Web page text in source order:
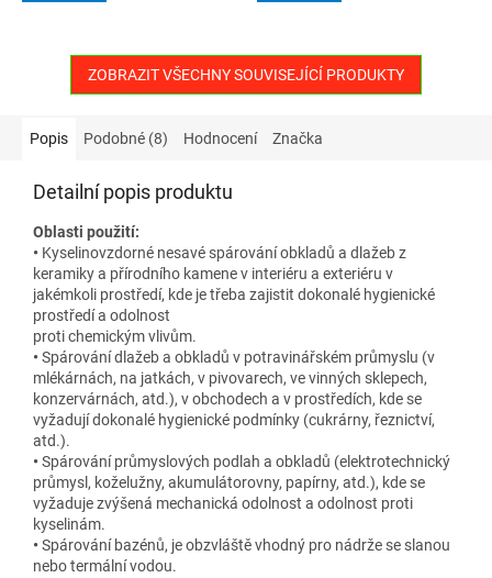
ZOBRAZIT VŠECHNY SOUVISEJÍCÍ PRODUKTY
Popis Podobné (8) Hodnocení Značka
Detailní popis produktu
Oblasti použití:
• Kyselinovzdorné nesavé spárování obkladů a dlažeb z
keramiky a přírodního kamene v interiéru a exteriéru v
jakémkoli prostředí, kde je třeba zajistit dokonalé hygienické
prostředí a odolnost
proti chemickým vlivům.
•Spárování dlažeb a obkladů v potravinářském průmyslu (v
mlékárnách, na jatkách, v pivovarech, ve vinných sklepech,
konzervárnách, atd.), v obchodech a v prostředích, kde se
vyžadují dokonalé hygienické podmínky (cukrárny, řeznictví,
atd.).
•Spárování průmyslových podlah a obkladů (elektrotechnický
průmysl, koželužny, akumulátorovny, papírny, atd.), kde se
vyžaduje zvýšená mechanická odolnost a odolnost proti
kyselinám.
•Spárování bazénů, je obzvláště vhodný pro nádrže se slanou
nebo termální vodou.